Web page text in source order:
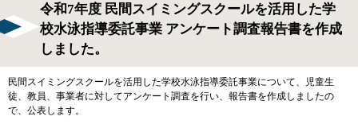
令和7年度 民間スイミングスクールを活用した学
校水泳指導委託事業 アンケート調査報告書を作成
しました。
民間スイミングスクールを活用した学校水泳指導委託事業について、児童生
徒、教員、事業者に対してアンケート調査を行い、報告書を作成しましたの
で、公表します。